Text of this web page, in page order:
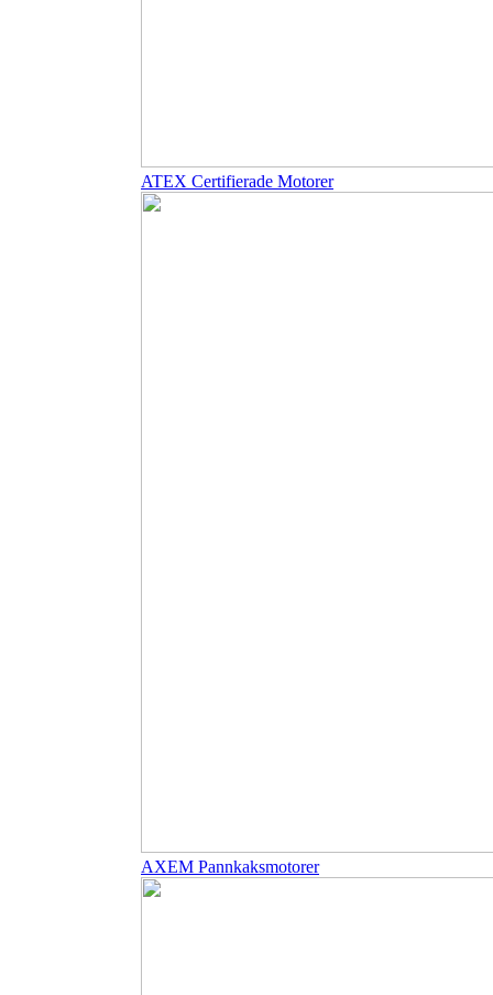
ATEX Certifierade Motorer
AXEM Pannkaksmotorer